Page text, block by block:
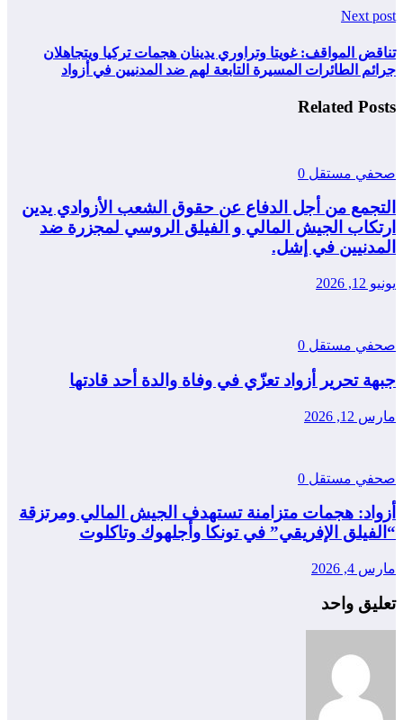
Next post
تناقض المواقف: غويتا وتراوري يدينان هجمات تركيا ويتجاهلان
جرائم الطائرات المسيرة التابعة لهم ضد المدنيين في أزواد
Related Posts
صحفي مستقل 0
التجمع من أجل الدفاع عن حقوق الشعب الأزوادي يدين
ارتكاب الجيش المالي و الفيلق الروسي لمجزرة ضد
المدنيين في إشل.
يونيو 12, 2026
صحفي مستقل 0
جبهة تحرير أزواد تعزّي في وفاة والدة أحد قادتها
مارس 12, 2026
صحفي مستقل 0
أزواد: هجمات متزامنة تستهدف الجيش المالي ومرتزقة
“الفيلق الإفريقي” في تونكا وأجلهوك وتاكلوت
مارس 4, 2026
تعليق واحد